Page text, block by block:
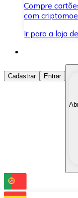
Compre
com
Ir para a loja
Comprar
Compre as
Converta
Troque uma
Cadastrar Entrar